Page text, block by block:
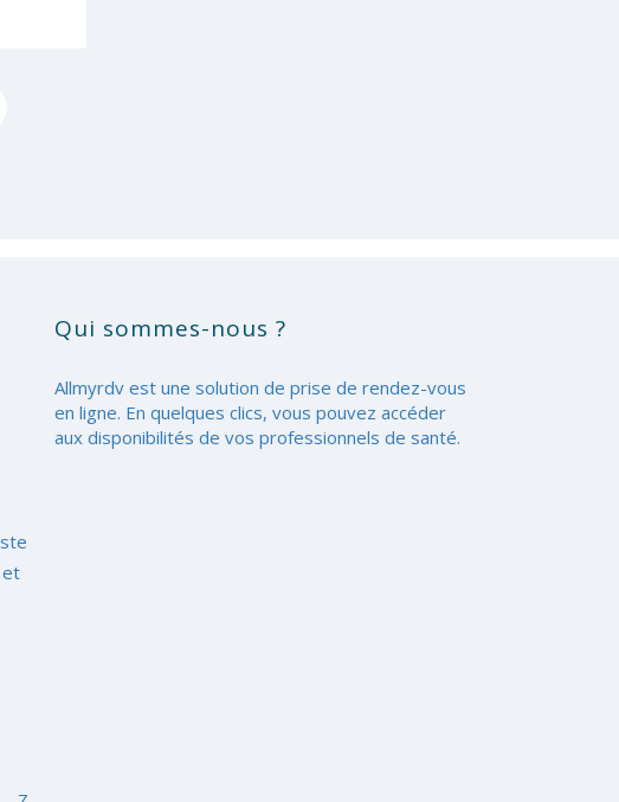
Qui sommes-nous ?
Allmyrdv est une solution de prise de rendez-vous
en ligne. En quelques clics, vous pouvez accéder
aux disponibilités de vos professionnels de santé.